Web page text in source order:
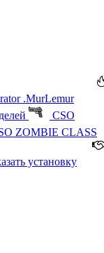
.MurLemur
CSO
ZOMBIE CLASS
установку